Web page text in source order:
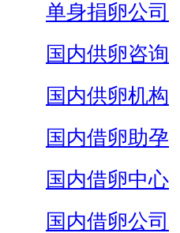
单身捐卵公司
国内供卵咨询
国内供卵机构
国内借卵助孕
国内借卵中心
国内借卵公司